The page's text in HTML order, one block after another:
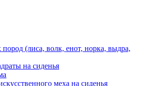
(лиса, волк, енот, норка, выдра,
на сиденья
меха на сиденья